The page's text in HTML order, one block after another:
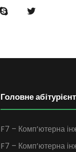
Головне
F7 – Комп’ютерна
F7 – Комп’ютерна